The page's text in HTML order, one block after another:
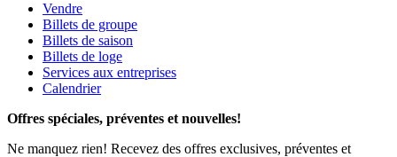
Vendre
Billets de groupe
Billets de saison
Billets de loge
Services aux entreprises
Calendrier
Offres spéciales, préventes et nouvelles!
Ne manquez rien! Recevez des offres exclusives, préventes et